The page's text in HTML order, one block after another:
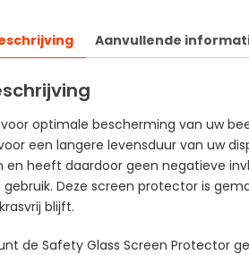
Aanvullende
optimale bescherming van uw
een langere levensduur van uw
en heeft daardoor geen negatieve
Deze screen protector is
blijft.
de Safety Glass Screen Protector